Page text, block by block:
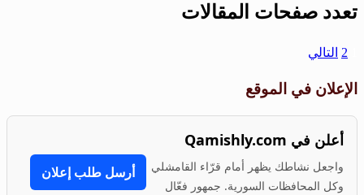
تعدد صفحات المقالات
2 التالي
الإعلان في الموقع
أعلن في Qamishly.com
واجعل نشاطك يظهر أمام قرّاء القامشلي
وكل المحافظات السورية. جمهور فعّال
أرسل طلب إعلان